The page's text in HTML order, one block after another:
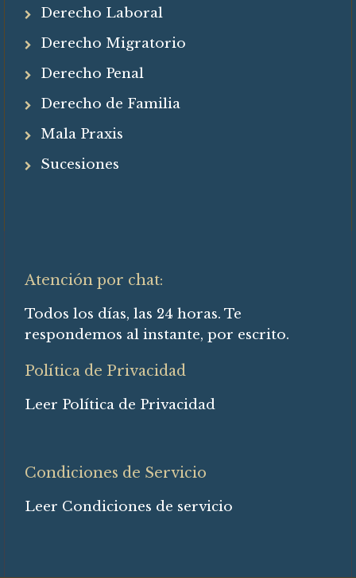
Derecho Laboral
Derecho Migratorio
Derecho Penal
Derecho de Familia
Mala Praxis
Sucesiones
Atención por chat:
Todos los días, las 24 horas. Te
respondemos al instante, por escrito.
Política de Privacidad
Leer Política de Privacidad
Condiciones de Servicio
Leer Condiciones de servicio